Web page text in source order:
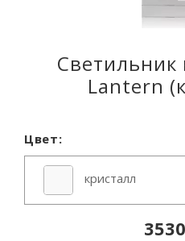
Светильник
Lantern
Цвет:
кристалл